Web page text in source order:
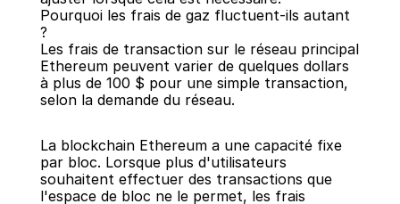
Pourquoi les frais de gaz fluctuent-ils autant
?
Les frais de transaction sur le réseau principal
Ethereum peuvent varier de quelques dollars
à plus de 100 $ pour une simple transaction,
selon la demande du réseau.
La blockchain Ethereum a une capacité fixe
par bloc. Lorsque plus d'utilisateurs
souhaitent effectuer des transactions que
l'espace de bloc ne le permet, les frais